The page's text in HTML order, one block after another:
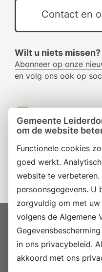
Gemeente
om de website
Functionele cookies
goed werkt.
website te
persoonsgegevens. U
zorgvuldig om met
volgens de Algemene
in ons privacybeleid.
akkoord met ons
Contact en
Wilt u niets missen?
Abonneer op onze
en volg ons ook op
RSS
LinkedIn
Instagram
Proclaimer Colofon
Sitemap
Suggesties
Archief